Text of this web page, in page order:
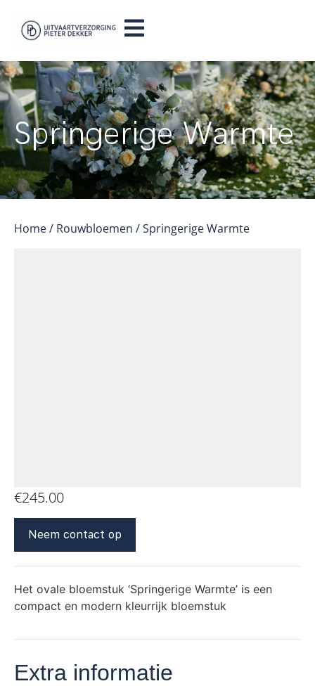
Springerige Warmte
Home/ Rouwbloemen / Springerige Warmte
€245.00
Neem contact op
Het ovale bloemstuk ‘Springerige Warmte’ is een
compact en modern kleurrijk bloemstuk
Extra informatie